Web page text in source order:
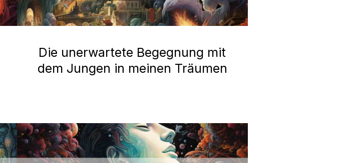
Die unerwartete Begegnung mit
dem Jungen in meinen Träumen